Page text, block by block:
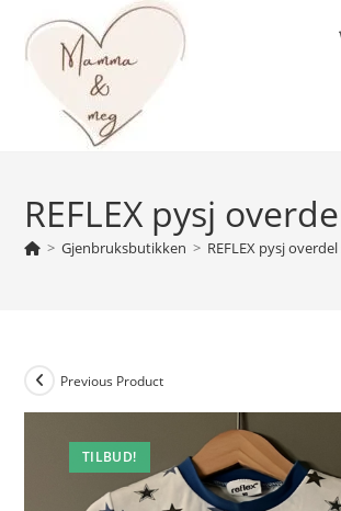
content
REFLEX pysj
> Gjenbruksbutikken > REFLEX pysj
TILBUD!
Previous Product